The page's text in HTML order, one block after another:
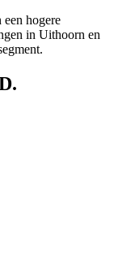
hogere
in Uithoorn en